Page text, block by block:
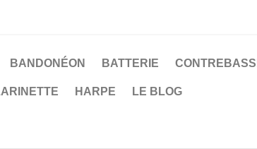
BANDONÉON BATTERIE
HARPE LE BLOG